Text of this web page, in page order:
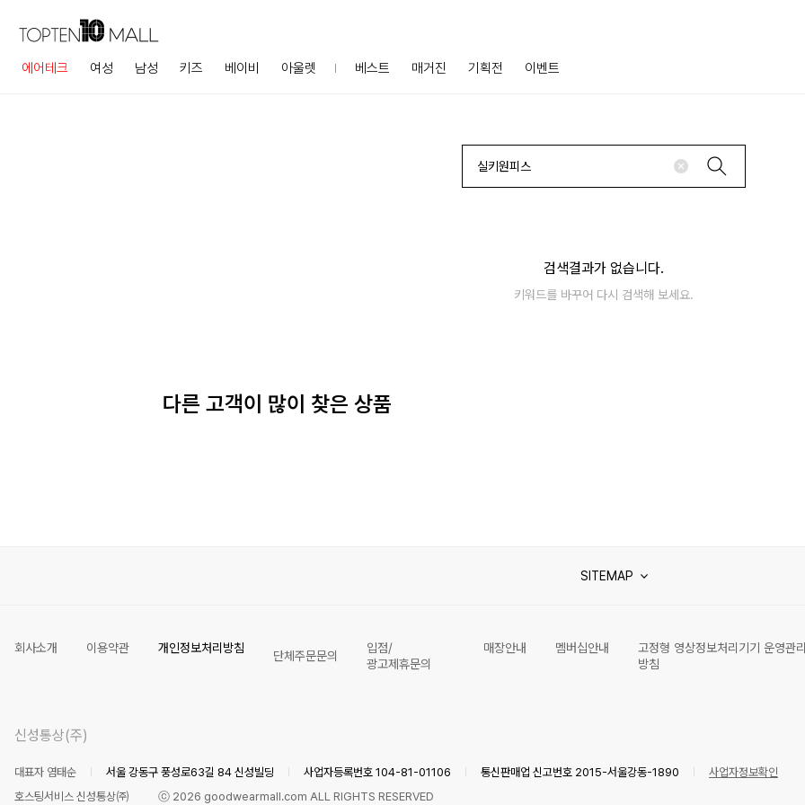
에어테크 여성 남성 키즈 베이비 아울렛 베스트 매거진 기획전 이벤트
검색결과가 없습니다.
키워드를 바꾸어 다시 검색해 보세요.
다른 고객이 많이 찾은 상품
SITEMAP
회사소개 이용약관 개인정보처리방침
단체주문문의
입점/
광고제휴문의
매장안내 멤버십안내
고정형 영상정보처리기기 운영관리
방침
신성통상(주)
대표자 염태순 서울 강동구 풍성로63길 84 신성빌딩 사업자등록번호 104-81-01106 통신판매업 신고번호 2015-서울강동-1890 사업자정보확인
호스팅서비스 신성통상㈜
ⓒ 2026 goodwearmall.com ALL RIGHTS RESERVED